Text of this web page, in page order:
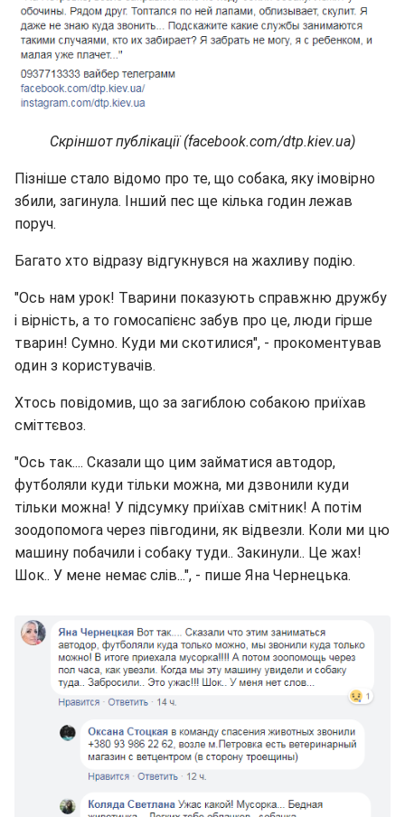
Скріншот публікації (facebook.com/dtp.kiev.ua)
Пізніше стало відомо про те, що собака, яку імовірно
збили, загинула. Інший пес ще кілька годин лежав
поруч.
Багато хто відразу відгукнувся на жахливу подію.
"Ось нам урок! Тварини показують справжню дружбу
і вірність, а то гомосапієнс забув про це, люди гірше
тварин! Сумно. Куди ми скотилися", - прокоментував
один з користувачів.
Хтось повідомив, що за загиблою собакою приїхав
сміттєвоз.
"Ось так.... Сказали що цим займатися автодор,
футболяли куди тільки можна, ми дзвонили куди
тільки можна! У підсумку приїхав смітник! А потім
зоодопомога через півгодини, як відвезли. Коли ми цю
машину побачили і собаку туди.. Закинули.. Це жах!
Шок.. У мене немає слів...", - пише Яна Чернецька.